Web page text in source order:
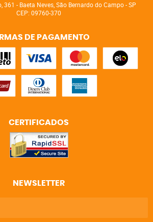
361 - Baeta Neves, São Bernardo do Campo-SP
CEP: 09760-370
DE PAGAMENTO
CERTIFICADOS
NEWSLETTER